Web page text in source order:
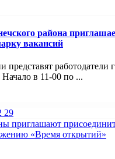
района
вакансий
работодатели
в 11-00 по ...
29